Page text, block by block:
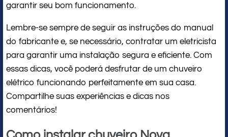
garantir seu bom funcionamento.
Lembre-se sempre de seguir as instruções do manual
do fabricante e, se necessário, contratar um eletricista
para garantir uma instalação segura e eficiente. Com
essas dicas, você poderá desfrutar de um chuveiro
elétrico funcionando perfeitamente em sua casa.
Compartilhe suas experiências e dicas nos
comentários!